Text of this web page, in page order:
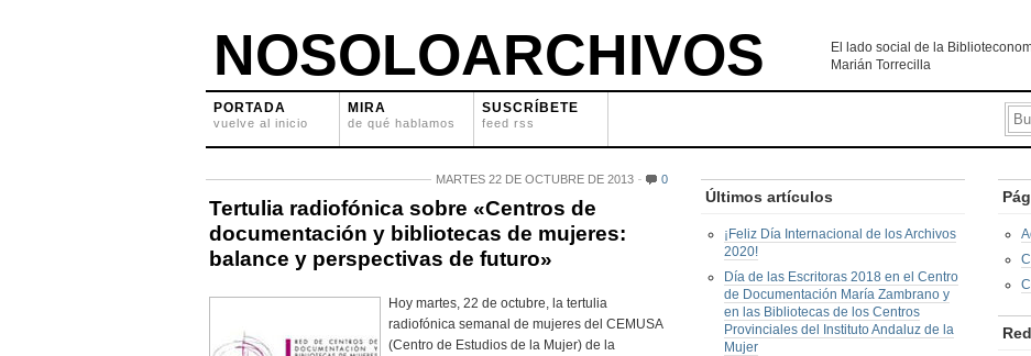
NOSOLOARCHIVOS
El lado social de la
Marián Torrecilla
PORTADA
vuelve al inicio
MIRA
de qué hablamos
SUSCRÍBETE
feed rss
MARTES 22 DE OCTUBRE DE 2013 0
Tertulia radiofónica sobre «Centros de
documentación y bibliotecas de mujeres:
balance y perspectivas de futuro»
Hoy martes, 22 de octubre, la tertulia
radiofónica semanal de mujeres del CEMUSA
(Centro de Estudios de la Mujer) de la
Últimos artículos
¡Feliz Día Internacional de los Archivos
2020!
Día de las Escritoras 2018 en el Centro
de Documentación María Zambrano y
en las Bibliotecas de los Centros
Provinciales del Instituto Andaluz de la
Mujer